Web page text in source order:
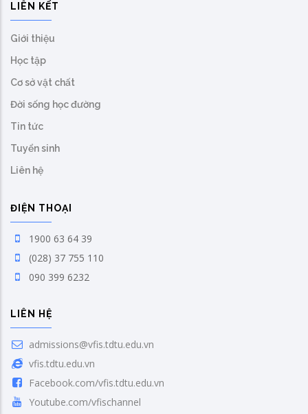
LIÊN KẾT
Giới thiệu
Học tập
Cơ sở vật chất
Đời sống học đường
Tin tức
Tuyển sinh
Liên hệ
ĐIỆN THOẠI
1900 63 64 39
(028) 37 755 110
090 399 6232
LIÊN HỆ
admissions@vfis.tdtu.edu.vn
vfis.tdtu.edu.vn
Facebook.com/vfis.tdtu.edu.vn
Youtube.com/vfischannel